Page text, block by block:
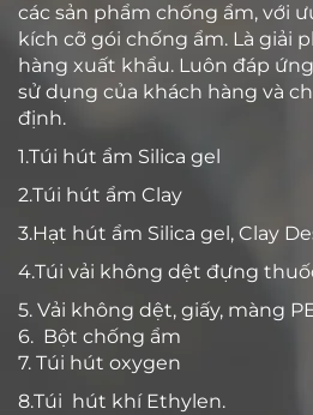
các sản phẩm chống ẩm, với
kích cỡ gói chống ẩm. Là giải
hàng xuất khẩu. Luôn đáp
sử dụng của khách hàng và
định.
1.Túi hút ẩm Silica gel
2.Túi hút ẩm Clay
3.Hạt hút ẩm Silica gel, Clay
4.Túi vải không dệt đựng
5. Vải không dệt, giấy, màng
6. Bột chống ẩm
7. Túi hút oxygen
8.Túi hút khí Ethylen.